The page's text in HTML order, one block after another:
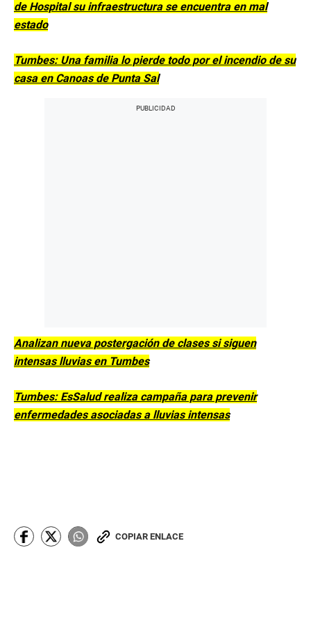
de Hospital su infraestructura se encuentra en mal
estado
Tumbes: Una familia lo pierde todo por el incendio de su
casa en Canoas de Punta Sal
Analizan nueva postergación de clases si siguen
intensas lluvias en Tumbes
Tumbes: EsSalud realiza campaña para prevenir
enfermedades asociadas a lluvias intensas
COPIAR ENLACE